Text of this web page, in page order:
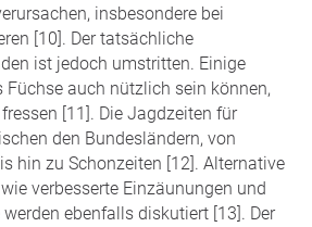
insbesondere bei
[10]. Der tatsächliche
ist jedoch umstritten. Einige
Füchse auch nützlich sein können,
[11]. Die Jagdzeiten für
den Bundesländern, von
hin zu Schonzeiten [12]. Alternative
verbesserte Einzäunungen und
ebenfalls diskutiert [13]. Der